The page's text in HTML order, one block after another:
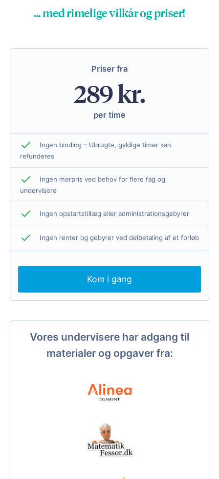
... med rimelige vilkår og priser!
Priser fra
289 kr.
per time
Ingen binding – Ubrugte, gyldige timer kan
refunderes
Ingen merpris ved behov for flere fag og
undervisere
Ingen opstartstillæg eller administrationsgebyrer
Ingen renter og gebyrer ved delbetaling af et forløb
Kom i gang
Vores undervisere har adgang til
materialer og opgaver fra: